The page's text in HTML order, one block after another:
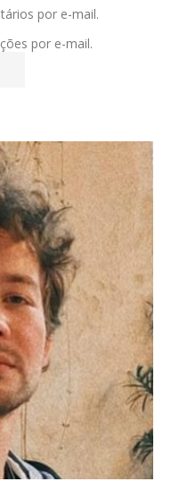
por e-mail.
por e-mail.